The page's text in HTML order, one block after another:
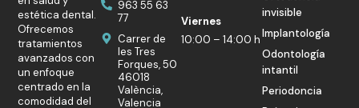
estética dental.
Ofrecemos
tratamientos
avanzados con
un enfoque
centrado en la
comodidad del
963 55 63
77
Carrer de
les Tres
Forques, 50
46018
València,
Valencia
Viernes
10:00 – 14:00 h
invisible
Implantología
Odontología
intantil
Periodoncia